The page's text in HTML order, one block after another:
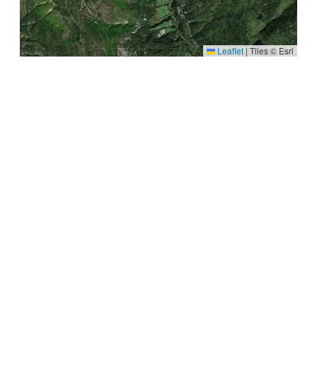
Leaflet | Tiles © Esri